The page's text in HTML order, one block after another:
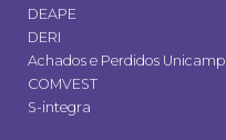
DEAPE
DERI
Achados e Perdidos Unicamp
COMVEST
S-integra